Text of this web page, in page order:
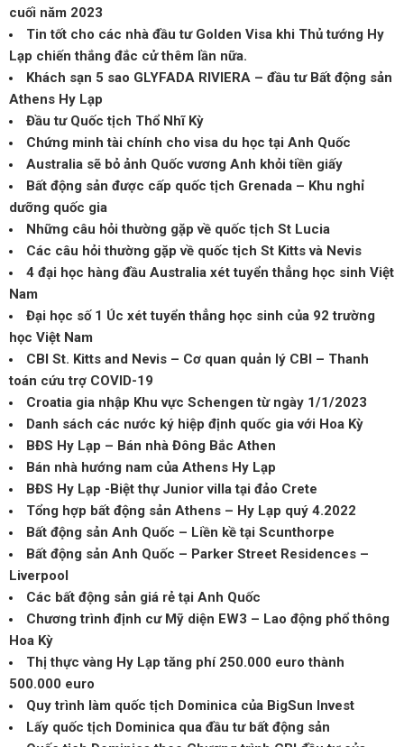
cuối năm 2023
Tin tốt cho các nhà đầu tư Golden Visa khi Thủ tướng Hy
Lạp chiến thắng đắc cử thêm lần nữa.
Khách sạn 5 sao GLYFADA RIVIERA – đầu tư Bất động sản
Athens Hy Lạp
Đầu tư Quốc tịch Thổ Nhĩ Kỳ
Chứng minh tài chính cho visa du học tại Anh Quốc
Australia sẽ bỏ ảnh Quốc vương Anh khỏi tiền giấy
Bất động sản được cấp quốc tịch Grenada – Khu nghỉ
dưỡng quốc gia
Những câu hỏi thường gặp về quốc tịch St Lucia
Các câu hỏi thường gặp về quốc tịch St Kitts và Nevis
4 đại học hàng đầu Australia xét tuyển thẳng học sinh Việt
Nam
Đại học số 1 Úc xét tuyển thẳng học sinh của 92 trường
học Việt Nam
CBI St. Kitts and Nevis – Cơ quan quản lý CBI – Thanh
toán cứu trợ COVID-19
Croatia gia nhập Khu vực Schengen từ ngày 1/1/2023
Danh sách các nước ký hiệp định quốc gia với Hoa Kỳ
BĐS Hy Lạp – Bán nhà Đông Bắc Athen
Bán nhà hướng nam của Athens Hy Lạp
BĐS Hy Lạp -Biệt thự Junior villa tại đảo Crete
Tổng hợp bất động sản Athens – Hy Lạp quý 4.2022
Bất động sản Anh Quốc – Liền kề tại Scunthorpe
Bất động sản Anh Quốc – Parker Street Residences –
Liverpool
Các bất động sản giá rẻ tại Anh Quốc
Chương trình định cư Mỹ diện EW3 – Lao động phổ thông
Hoa Kỳ
Thị thực vàng Hy Lạp tăng phí 250.000 euro thành
500.000 euro
Quy trình làm quốc tịch Dominica của BigSun Invest
Lấy quốc tịch Dominica qua đầu tư bất động sản